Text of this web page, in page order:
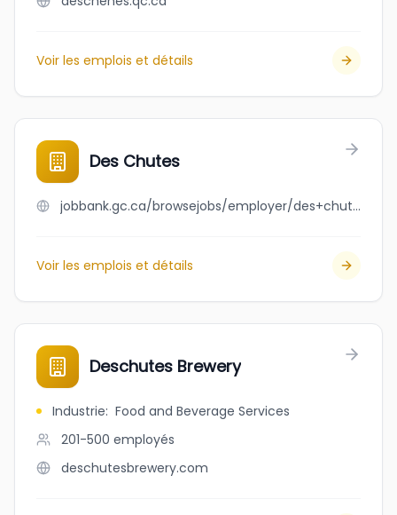
Voir les emplois et détails
Des Chutes
jobbank.gc.ca/browsejobs/employer/des+chutes/ca
Voir les emplois et détails
Deschutes Brewery
Industrie: Food and Beverage Services
201-500 employés
deschutesbrewery.com